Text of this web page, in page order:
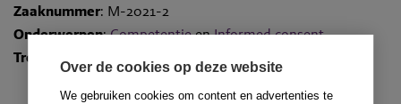
Over de cookies op deze website
We gebruiken cookies om content en advertenties te
Zaaknummer: M-2021-2
Onderwerpen:CompetentieenInformed consent
Trefwoorden
: familie